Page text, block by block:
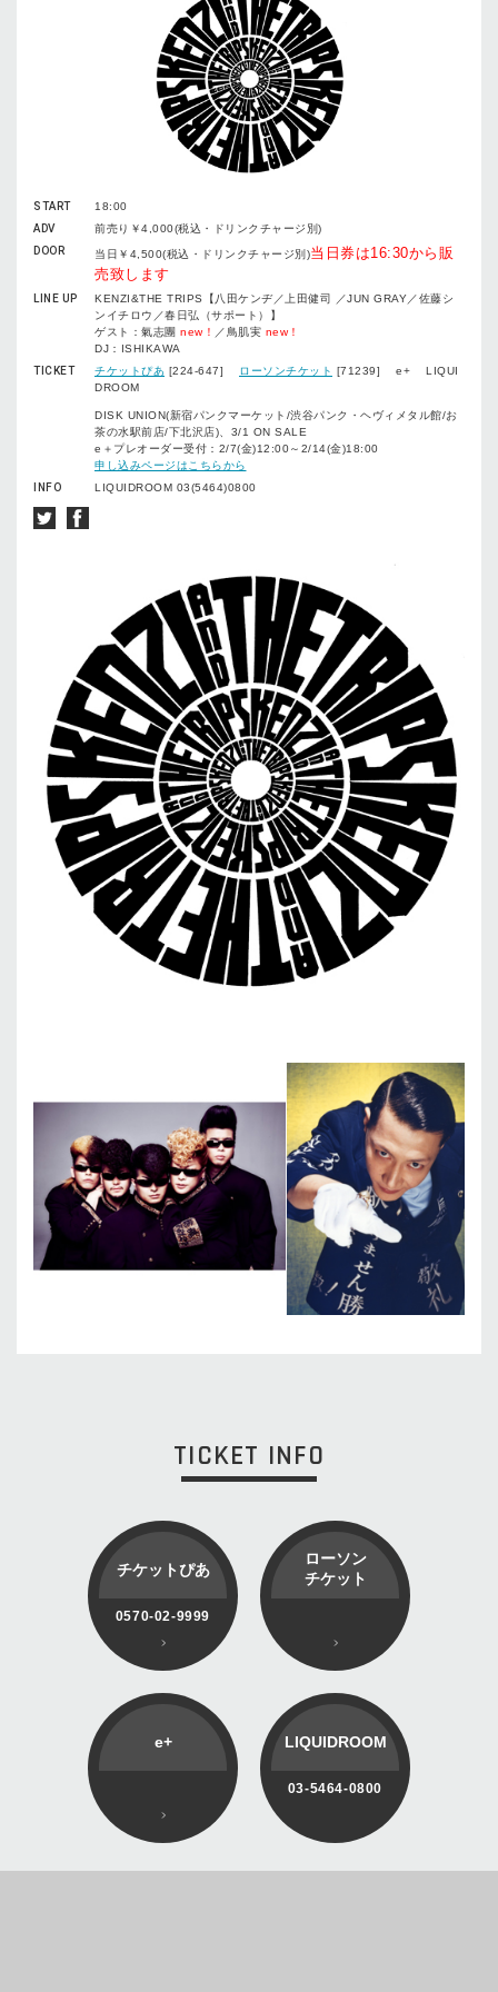
START
18:00
ADV
前売り￥4,000(税込・ドリンクチャージ別)
DOOR
当日￥4,500(税込・ドリンクチャージ別)当日券は16:30から販
売致します
LINE UP
KENZI&THE TRIPS【八田ケンヂ／上田健司 ／JUN GRAY／佐藤シ
ンイチロウ／春日弘（サポート）】
ゲスト：氣志團 new！ ／鳥肌実 new！
DJ：ISHIKAWA
TICKET
チケットぴあ [224-647] ローソンチケット [71239] e+ LIQUI
DROOM
DISK UNION(新宿パンクマーケット/渋谷パンク・ヘヴィメタル館/お
茶の水駅前店/下北沢店)、3/1 ON SALE
e＋プレオーダー受付：2/7(金)12:00～2/14(金)18:00
申し込みページはこちらから
INFO
LIQUIDROOM 03(5464)0800
TICKET INFO
チケットぴあ
0570-02-9999
ローソン
チケット
e+ LIQUIDROOM
03-5464-0800